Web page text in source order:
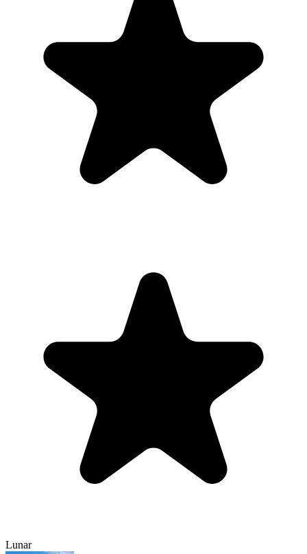
Lunar